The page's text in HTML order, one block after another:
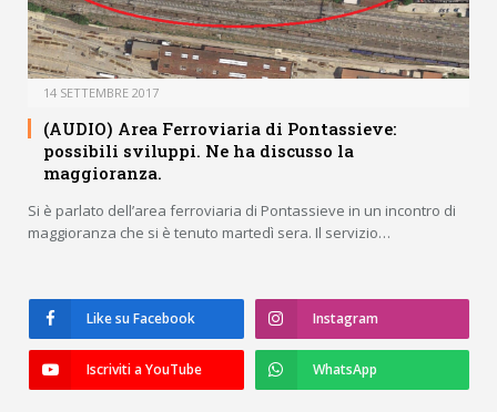
14 SETTEMBRE 2017
(AUDIO) Area Ferroviaria di Pontassieve:
possibili sviluppi. Ne ha discusso la
maggioranza.
Si è parlato dell’area ferroviaria di Pontassieve in un incontro di
maggioranza che si è tenuto martedì sera. Il servizio…
Like su Facebook Instagram
Iscriviti a YouTube WhatsApp